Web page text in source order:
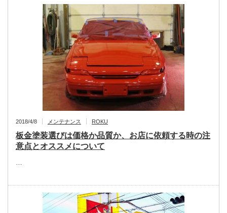
2018/4/8 メンテナンス ROKU
板金塗装選びは価格か品質か、お店に依頼する時の注
意点とオススメについて